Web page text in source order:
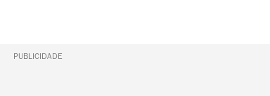
PUBLICIDADE